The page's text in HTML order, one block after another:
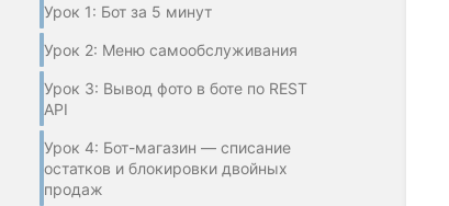
Урок 1: Бот за 5 минут
Урок 2: Меню самообслуживания
Урок 3: Вывод фото в боте по REST
API
Урок 4: Бот-магазин — списание
остатков и блокировки двойных
продаж